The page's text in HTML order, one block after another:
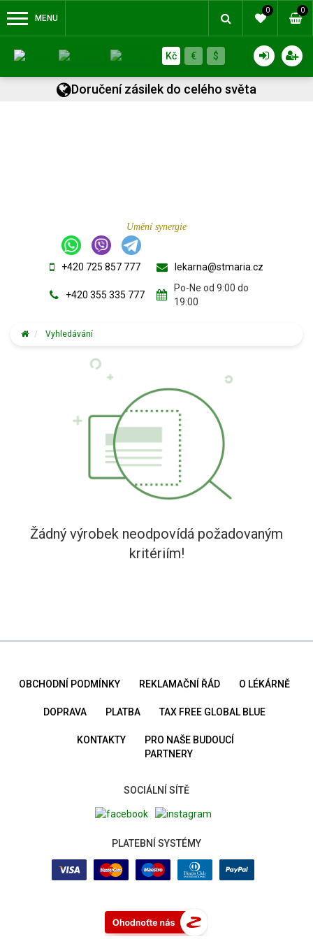
MENU
0 0
Kč € $
Doručení zásilek do celého světa
Umění synergie
+420 725 857 777
+420 355 335 777
lekarna@stmaria.cz
Po-Ne od 9:00 do
19:00
Vyhledávání
Žádný výrobek neodpovídá požadovaným
kritériím!
OBCHODNÍ PODMÍNKY REKLAMAČNÍ ŘÁD O LÉKÁRNĚ
DOPRAVA PLATBA TAX FREE GLOBAL BLUE
KONTAKTY
PRO NAŠE BUDOUCÍ
PARTNERY
SOCIÁLNÍ SÍTĚ
PLATEBNÍ SYSTÉMY